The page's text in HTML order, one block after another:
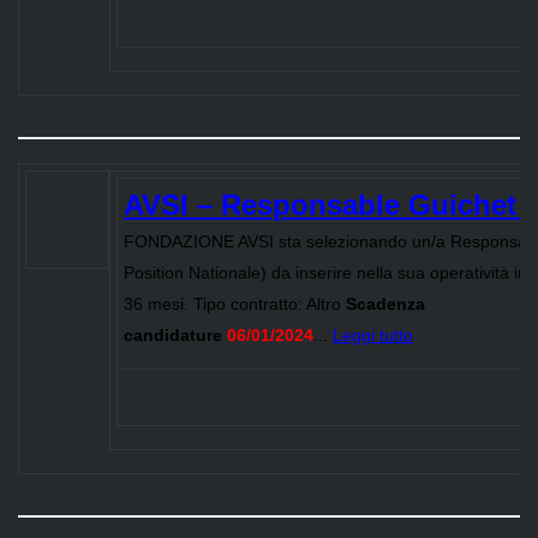
AVSI – Responsable Guichet
FONDAZIONE AVSI sta selezionando un/a
Position Nationale) da inserire nella sua operatività in
36 mesi. Tipo contratto: Altro Scadenza
candidature 06/01/2024... Leggi tutto